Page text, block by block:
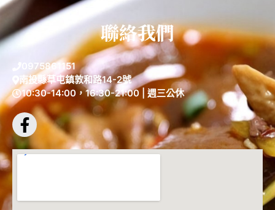
聯絡我們
0975861151
南投縣草屯鎮敦和路14-2號
10:30-14:00，16:30-21:00 | 週三公休